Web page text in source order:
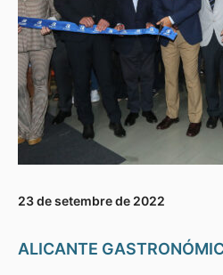
23 de setembre de 2022
ALICANTE